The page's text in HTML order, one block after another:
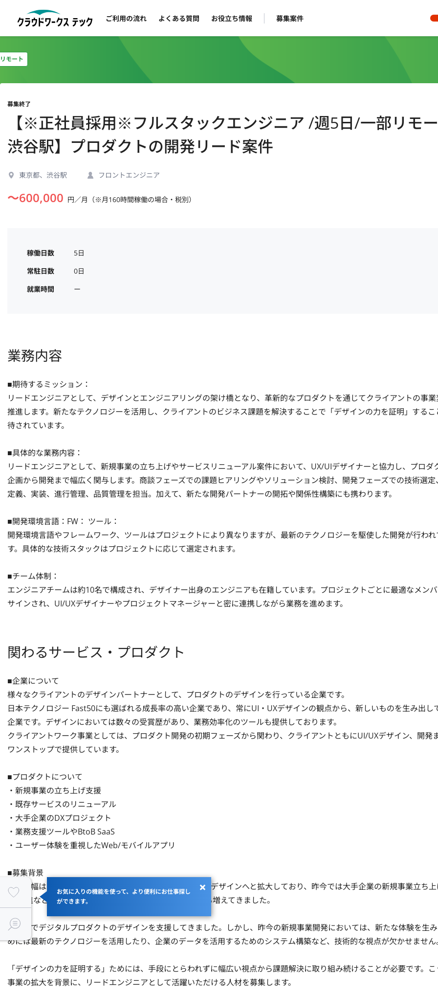
ご利用の流れ よくある質問 お役立ち情報 募集案件
お気に入りの機能を使って、より便利にお仕事探し
ができます。
モート
募集終了
【※正社員採用※フルスタックエンジニア /週5日/一部リモ
渋谷駅】プロダクトの開発リード案件
東京都、渋谷駅 フロントエンジニア
〜600,000 円／月（※月160時間稼働の場合・税別）
稼働日数
5日
常駐日数
0日
就業時間
ー
業務内容
■期待するミッション：
リードエンジニアとして、デザインとエンジニアリングの架け橋となり、革新的なプロダクトを通じてクライアントの事
推進します。新たなテクノロジーを活用し、クライアントのビジネス課題を解決することで「デザインの力を証明」するこ
待されています。
■具体的な業務内容：
リードエンジニアとして、新規事業の立ち上げやサービスリニューアル案件において、UX/UIデザイナーと協力し、プロダ
企画から開発まで幅広く関与します。商談フェーズでの課題ヒアリングやソリューション検討、開発フェーズでの技術選定
定義、実装、進行管理、品質管理を担当。加えて、新たな開発パートナーの開拓や関係性構築にも携わります。
■開発環境言語：FW： ツール：
開発環境言語やフレームワーク、ツールはプロジェクトにより異なりますが、最新のテクノロジーを駆使した開発が行わ
す。具体的な技術スタックはプロジェクトに応じて選定されます。
■チーム体制：
エンジニアチームは約10名で構成され、デザイナー出身のエンジニアも在籍しています。プロジェクトごとに最適なメン
サインされ、UI/UXデザイナーやプロジェクトマネージャーと密に連携しながら業務を進めます。
関わるサービス・プロダクト
■企業について
様々なクライアントのデザインパートナーとして、プロダクトのデザインを行っている企業です。
日本テクノロジー Fast50にも選ばれる成長率の高い企業であり、常にUI・UXデザインの観点から、新しいものを生み出し
企業です。デザインにおいては数々の受賞歴があり、業務効率化のツールも提供しております。
クライアントワーク事業としては、プロダクト開発の初期フェーズから関わり、クライアントともにUI/UXデザイン、開発
ワンストップで提供しています。
■プロダクトについて
・新規事業の立ち上げ支援
・既存サービスのリニューアル
・大手企業のDXプロジェクト
・業務支援ツールやBtoB SaaS
・ユーザー体験を重視したWeb/モバイルアプリ
■募集背景
案件の幅はプロダクト・サービスデザインから戦略・組織デザインへと拡大しており、昨今では大手企業の新規事業立ち
DX推進など、複雑で規模の大きいプロジェクトのご相談も増えてきました。
これまでデジタルプロダクトのデザインを支援してきました。しかし、昨今の新規事業開発においては、新たな体験を生
めには最新のテクノロジーを活用したり、企業のデータを活用するためのシステム構築など、技術的な視点が欠かせません
「デザインの力を証明する」ためには、手段にとらわれずに幅広い視点から課題解決に取り組み続けることが必要です。
事業の拡大を背景に、リードエンジニアとして活躍いただける人材を募集します。